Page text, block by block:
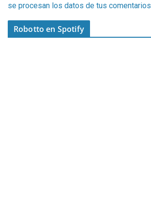
se procesan los datos de tus comentarios
Robotto en Spotify